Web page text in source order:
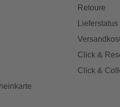
Retoure
Lieferstatus
Click &
Click &